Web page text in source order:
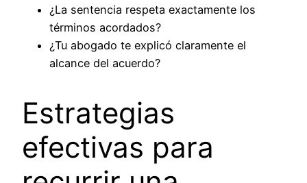
¿La sentencia respeta exactamente los
términos acordados?
¿Tu abogado te explicó claramente el
alcance del acuerdo?
Estrategias
efectivas para